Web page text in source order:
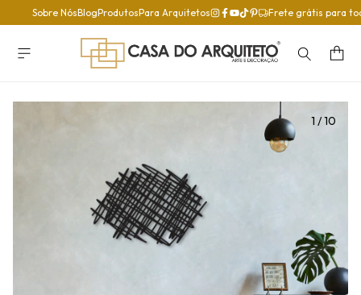
Sobre NósBlogProdutosPara Arquitetos Frete grátis para
1 /10